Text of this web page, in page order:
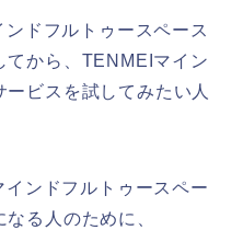
ドフルトゥースペース
てから、TENMEIマイン
ビスを試してみたい人
ンドフルトゥースペー
る人のために、